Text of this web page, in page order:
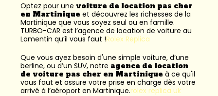
Optez pour une voiture de location pas cher
en Martinique et découvrez les richesses de la
Martinique que vous soyez seul ou en famille.
TURBO-CAR est l’agence de location de voiture au
Lamentin qu’il vous faut !Rolex Replica
Que vous ayez besoin d'une simple voiture, d’une
berline, ou d’un SUV, notre agence de location
de voiture pas cher en Martinique à ce qu'il
vous faut et assure votre prise en charge dès votre
arrivé à l’aéroport en Martinique.rolex replica uk